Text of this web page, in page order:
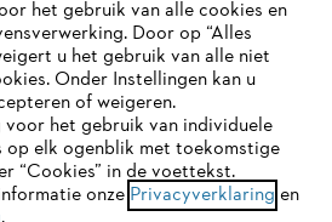
Impressum
Juridische informatie
die we nog niet ondersteunen. Om
kunnen gebruiken, raden we aan dat
de volgende browsers:
het gebruik van alle cookies en
Door op “Alles
u het gebruik van alle niet
Onder Instellingen kan u
of weigeren.
voor het gebruik van individuele
elk ogenblik met toekomstige
“Cookies” in de voettekst.
onze Privacyverklaring en